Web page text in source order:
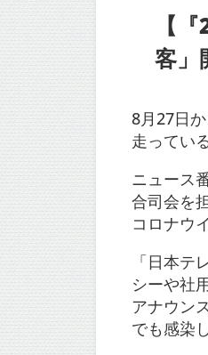
【
客
8月27日
走っている
ニュース
合司会を
コロナウ
「日本
シーや社
アナウン
でも感染